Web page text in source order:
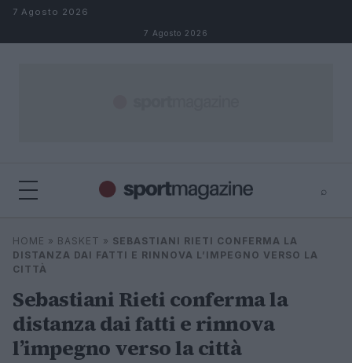
Salta al contenuto
7 Agosto 2026
7 Agosto 2026
⌕
Cerca
HOME » BASKET » SEBASTIANI RIETI CONFERMA LA
DISTANZA DAI FATTI E RINNOVA L’IMPEGNO VERSO LA
CITTÀ
Sebastiani Rieti conferma la
distanza dai fatti e rinnova
l’impegno verso la città